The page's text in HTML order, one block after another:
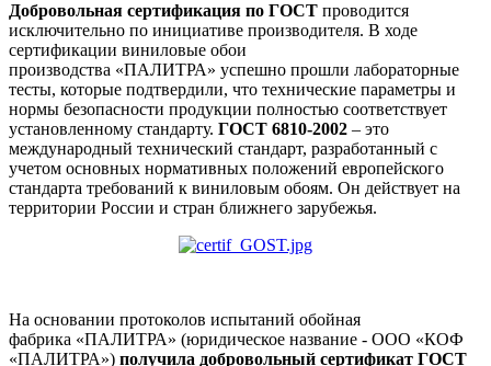
Добровольная сертификация по ГОСТ проводится
исключительно по инициативе производителя. В ходе
сертификации виниловые обои
производства «ПАЛИТРА» успешно прошли лабораторные
тесты, которые подтвердили, что технические параметры и
нормы безопасности продукции полностью соответствует
установленному стандарту. ГОСТ 6810-2002 – это
международный технический стандарт, разработанный с
учетом основных нормативных положений европейского
стандарта требований к виниловым обоям. Он действует на
территории России и стран ближнего зарубежья.
На основании протоколов испытаний обойная
фабрика «ПАЛИТРА» (юридическое название - ООО «КОФ
«ПАЛИТРА») получила добровольный сертификат ГОСТ